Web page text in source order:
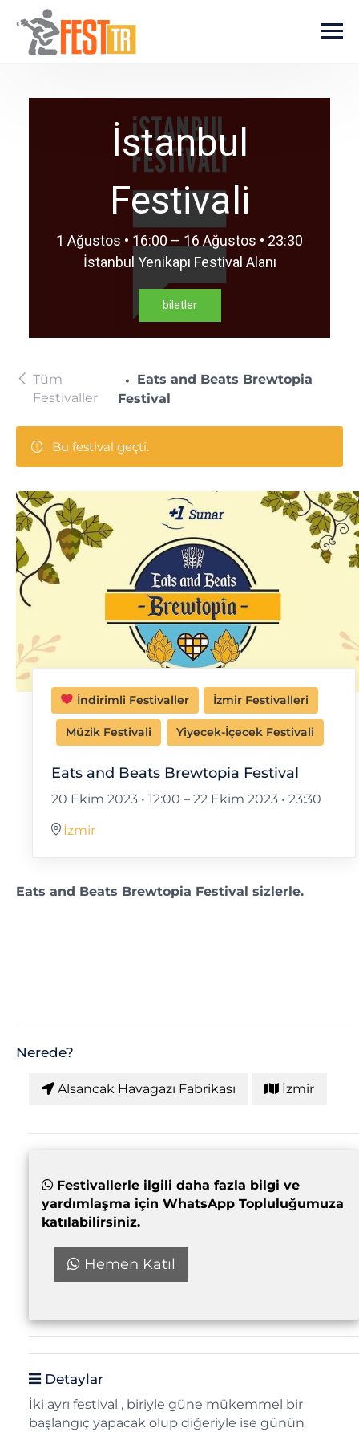
Ana içeriğe atla
İstanbul
Festivali
1 Ağustos • 16:00 – 16 Ağustos • 23:30
İstanbul Yenikapı Festival Alanı
biletler
Tüm
Festivaller
Eats and Beats Brewtopia
Festival
Bu festival geçti.
İndirimli Festivaller İzmir Festivalleri
Müzik Festivali Yiyecek-İçecek Festivali
Eats and Beats Brewtopia Festival
20 Ekim 2023 • 12:00 – 22 Ekim 2023 • 23:30
İzmir
Eats and Beats Brewtopia Festival sizlerle.
Nerede?
Alsancak Havagazı Fabrikası İzmir
Festivallerle ilgili daha fazla bilgi ve
yardımlaşma için WhatsApp Topluluğumuza
katılabilirsiniz.
Hemen Katıl
Detaylar
İki ayrı festival , biriyle güne mükemmel bir
başlangıç yapacak olup diğeriyle ise günün